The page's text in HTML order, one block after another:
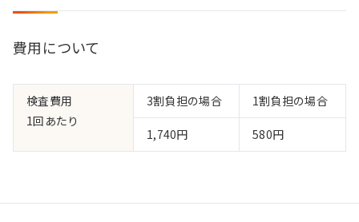
費用について
検査費用
1回あたり
3割負担の場合 1割負担の場合
1,740円 580円